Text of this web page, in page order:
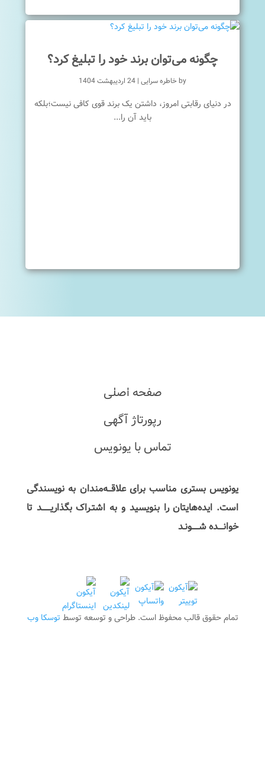
چگونه می‌توان برند خود را تبلیغ کرد؟
byخاطره سرایی | 24 اردیبهشت 1404
در دنیای رقابتی امروز، داشتن یک برند قوی کافی نیست؛بلکه
باید آن را...
تمام حقوق قالب محفوظ است. طراحی و توسعه توسط توسکا وب
یونویس بستری مناسب برای علاقـــه‌مندان به نویسندگی
است. ایده‌هایتان را بنویسید و به اشتـراک بگذاریـــــــد تا
خوانــــده شــــــونـد
صفحه اصلی
رپورتاژ آگهی
تماس با یونویس